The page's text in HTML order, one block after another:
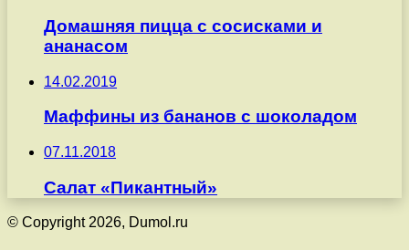
Домашняя пицца с сосисками и
ананасом
14.02.2019
Маффины из бананов с шоколадом
07.11.2018
Салат «Пикантный»
© Copyright 2026, Dumol.ru